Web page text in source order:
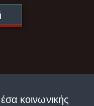
κοινωνικής